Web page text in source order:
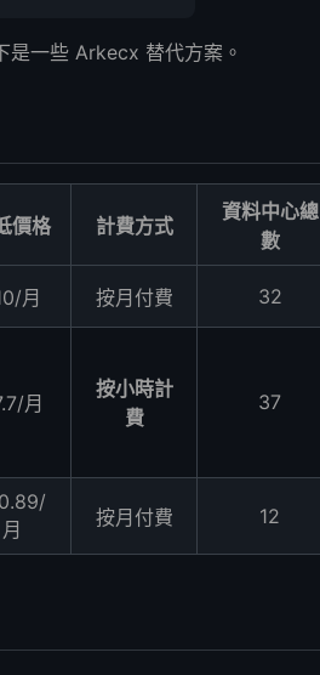
是一些 Arkecx 替代方案。
價格 計費方式
資料中心總
數
月 按月付費 32
月
按小時計
費
37
月
按月付費 12